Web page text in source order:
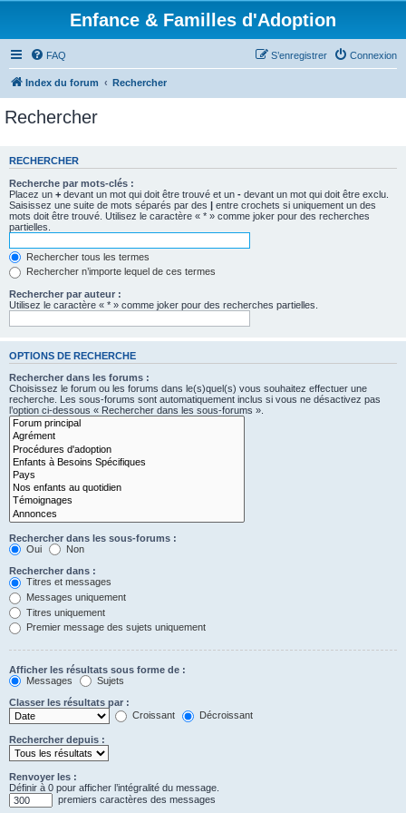
Enfance & Familles d'Adoption
FAQ Connexion
S’enregistrer
Index du forum Rechercher
Rechercher
RECHERCHER
Recherche par mots-clés :
Placez un + devant un mot qui doit être trouvé et un - devant un mot qui doit être exclu.
Saisissez une suite de mots séparés par des | entre crochets si uniquement un des
mots doit être trouvé. Utilisez le caractère « * » comme joker pour des recherches
partielles.
Rechercher tous les termes
Rechercher n’importe lequel de ces termes
Rechercher par auteur :
Utilisez le caractère « * » comme joker pour des recherches partielles.
OPTIONS DE RECHERCHE
Rechercher dans les forums :
Choisissez le forum ou les forums dans le(s)quel(s) vous souhaitez effectuer une
recherche. Les sous-forums sont automatiquement inclus si vous ne désactivez pas
l’option ci-dessous « Rechercher dans les sous-forums ».
Rechercher dans les sous-forums :
Oui
Non
Rechercher dans :
Titres et messages
Messages uniquement
Titres uniquement
Premier message des sujets uniquement
Afficher les résultats sous forme de :
Messages
Sujets
Classer les résultats par :
Croissant
Décroissant
Rechercher depuis :
Renvoyer les :
Définir à 0 pour afficher l’intégralité du message.
premiers caractères des messages